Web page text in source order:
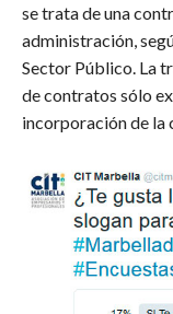
se trata de una
administración,
Sector Público. La
de contratos sólo
incorporación de la